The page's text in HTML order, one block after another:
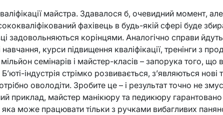
майстра. Здавалося б, очевидний момент,
фахівець в будь-якій сфері буде
задовольняються корінцями. Аналогічно справи йдуть
навчання, курси підвищення кваліфікації, тренінги з
семінарів і майстер-класів – запорука того, що
індустрія стрімко розвивається, з’являються нові
оволодіти. Зробите це – і результат точно не
приклад, майстер манікюру та педикюру
може працювати тільки з ручками вибагливих